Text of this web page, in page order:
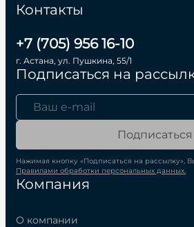
Компания
О компании
Контакты
+7 (705) 956 16-10
г. Астана, ул. Пушкина, 55/1
Подписаться на
Подписаться
Нажимая кнопку «Подписаться на рассылку»,
Правилами обработки персональных данных.